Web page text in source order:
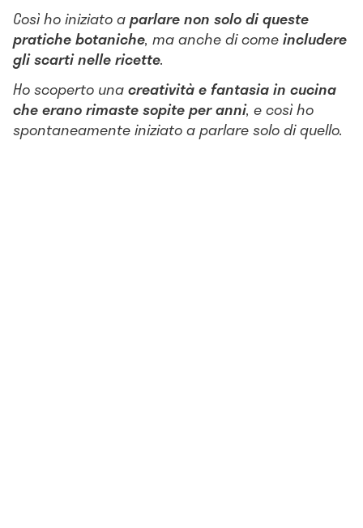
Così ho iniziato aparlare non solo di queste
pratiche botaniche, ma anche di comeincludere
gli scarti nelle ricette.
Ho scoperto unacreatività e fantasia in cucina
che erano rimaste sopite per anni, e così ho
spontaneamente iniziato a parlare solo di quello.